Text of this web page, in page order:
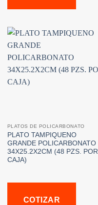
PLATOS DE POLICARBONATO
PLATO TAMPIQUENO
GRANDE POLICARBONATO
34X25.2X2CM (48 PZS. POR
CAJA)
COTIZAR